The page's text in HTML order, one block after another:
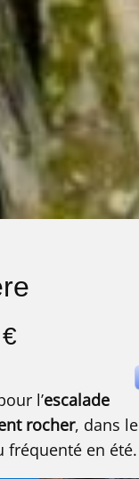
l’escalade
rocher, dans le
fréquenté en été.